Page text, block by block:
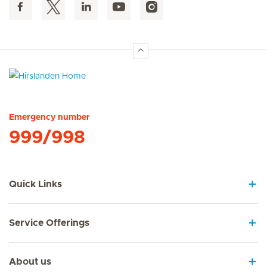
Emergency number
999/998
Quick Links
Service Offerings
About us